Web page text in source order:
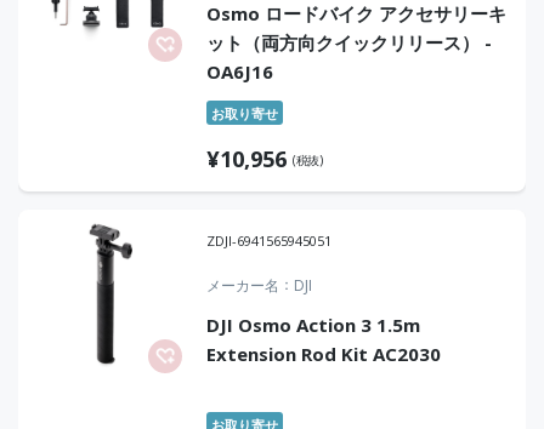
Osmo ロードバイク アクセサリーキ
ット（両方向クイックリリース） -
OA6J16
お取り寄せ
¥10,956 (税抜)
ZDJI-6941565945051
メーカー名 DJI
DJI Osmo Action 3 1.5m
Extension Rod Kit AC2030
お取り寄せ